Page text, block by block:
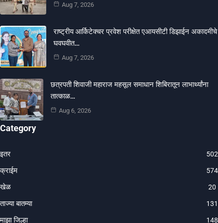
Aug 7, 2026
राष्ट्रीय आर्किटेक्चर प्रवेश परीक्षेत एआयसीटी डिझाईन अकादमीचे
घवघवीत…
Aug 7, 2026
छत्रपती शिवाजी महाराज महसूल समाधान शिबिरातून लाभार्थ्यांना
तात्काळ…
Aug 6, 2026
Category
इतर 502
क्राईम 574
खेळ 20
ताज्या बातम्या 131
माझा जिल्हा